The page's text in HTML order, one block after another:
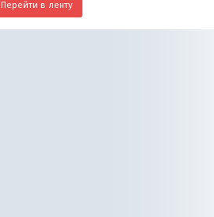
Перейти в ленту